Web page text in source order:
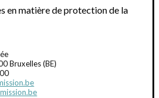
en matière de protection de la
Bruxelles (BE)